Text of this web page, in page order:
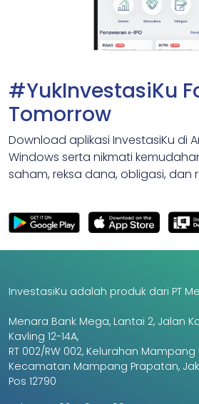
#YukInvestasiKu
Tomorrow
Download aplikasi InvestasiKu di
Windows serta nikmati
saham, reksa dana, obligasi, dan
InvestasiKu adalah produk dari PT
Menara Bank Mega, Lantai 2, Jalan
Kavling 12-14A,
RT 002/RW 002, Kelurahan
Kecamatan Mampang Prapatan,
Pos 12790